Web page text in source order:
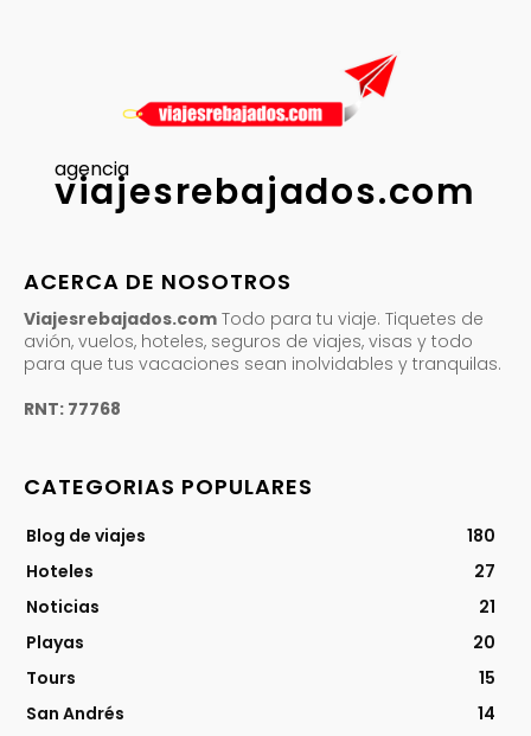
agencia
viajesrebajados.com
ACERCA DE NOSOTROS
Viajesrebajados.com Todo para tu viaje. Tiquetes de
avión, vuelos, hoteles, seguros de viajes, visas y todo
para que tus vacaciones sean inolvidables y tranquilas.
RNT: 77768
CATEGORIAS POPULARES
Blog de viajes
180
Hoteles
27
Noticias
21
Playas
20
Tours
15
San Andrés
14